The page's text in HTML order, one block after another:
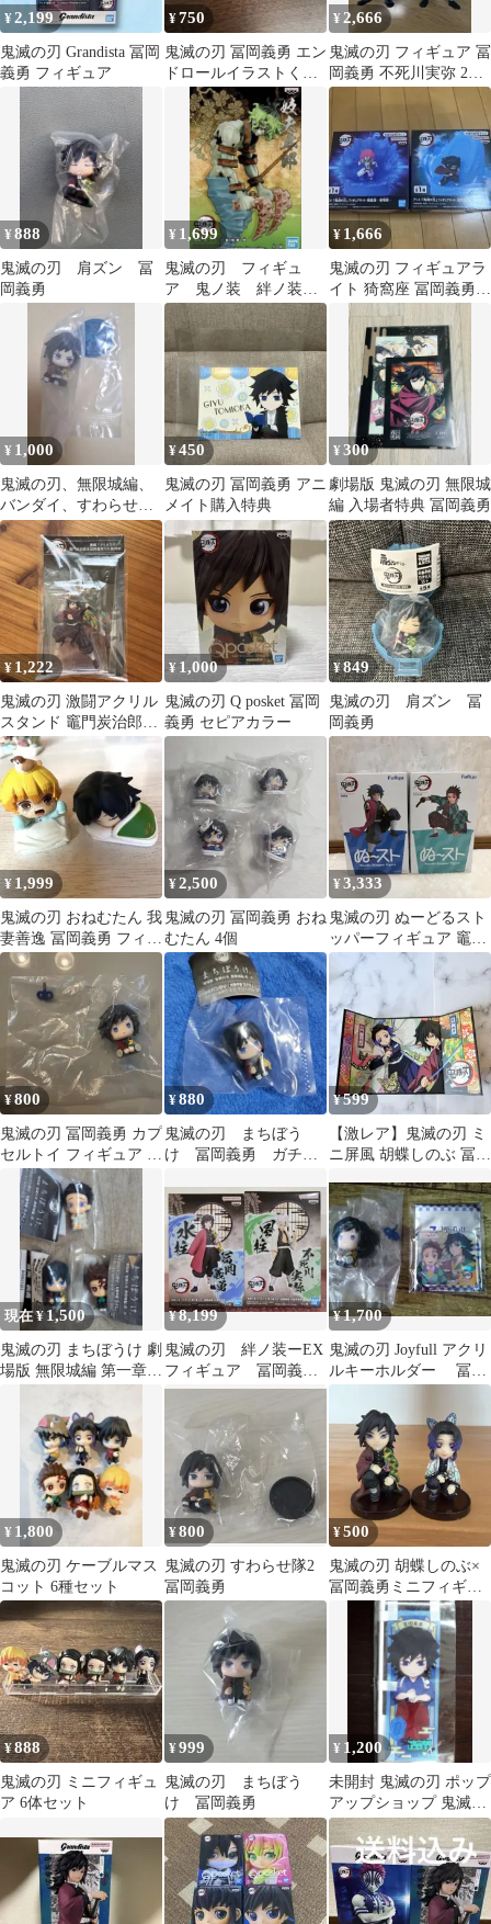
¥2,199
鬼滅の刃 Grandista 冨岡
義勇 フィギュア
¥750
鬼滅の刃 冨岡義勇 エン
ドロールイラストくじ
かふぇくじ
¥ 2,666
鬼滅の刃 フィギュア 冨
岡義勇 不死川実弥 2体
セット
¥888
鬼滅の刃 肩ズン 冨
岡義勇
¥ 1,699
鬼滅の刃 フィギュ
ア 鬼ノ装 絆ノ装
妓夫太郎 ③ ぎゅうた
ろう
¥ 1,666
鬼滅の刃 フィギュアラ
イト 猗窩座 冨岡義勇 2
種セット
¥ 1,000
鬼滅の刃、無限城編、
バンダイ、すわらせ
隊、冨岡義勇
¥450
鬼滅の刃 冨岡義勇 アニ
メイト購入特典
¥300
劇場版 鬼滅の刃 無限城
編 入場者特典 冨岡義勇
¥ 1,222
鬼滅の刃 激闘アクリル
スタンド 竈門炭治郎＆
冨岡義勇VS猗窩座
¥ 1,000
鬼滅の刃 Q posket 冨岡
義勇 セピアカラー
¥849
鬼滅の刃 肩ズン 冨
岡義勇
¥ 1,999
鬼滅の刃 おねむたん 我
妻善逸 冨岡義勇 フィギ
ュア
¥2,500
鬼滅の刃 冨岡義勇 おね
むたん 4個
¥3,333
鬼滅の刃 ぬーどるスト
ッパーフィギュア 竈門
炭治郎 冨岡義勇 2種
¥800
鬼滅の刃 冨岡義勇 カプ
セルトイ フィギュア ぺ
たっとねじまきますこ
っと
¥880
鬼滅の刃 まちぼう
け 冨岡義勇 ガチャ
¥599
【激レア】鬼滅の刃 ミ
ニ屏風 胡蝶しのぶ 冨岡
現在 ¥1,500
鬼滅の刃 まちぼうけ 劇
場版 無限城編 第一章 3
¥8,199
鬼滅の刃 絆ノ装ーEX
フィギュア 冨岡義勇
A&不死川実弥 B 2点
¥1,700
鬼滅の刃 Joyfull アクリ
ルキーホルダー 冨岡
¥ 1,800
鬼滅の刃 ケーブルマス
コット 6種セット
¥800
鬼滅の刃 すわらせ隊2
冨岡義勇
¥500
鬼滅の刃 胡蝶しのぶ×
冨岡義勇ミニフィギュ
アセット
¥888
鬼滅の刃 ミニフィギュ
ア 6体セット
¥999
鬼滅の刃 まちぼう
け 冨岡義勇
¥ 1,200
未開封 鬼滅の刃 ポップ
アップショップ 鬼滅食
堂 ミニのぼり 冨岡義勇